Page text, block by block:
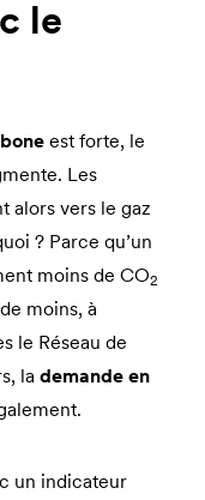
le
est forte, le
Les
alors vers le gaz
? Parce qu’un
moins de CO2
moins, à
le Réseau de
la demande en
un indicateur